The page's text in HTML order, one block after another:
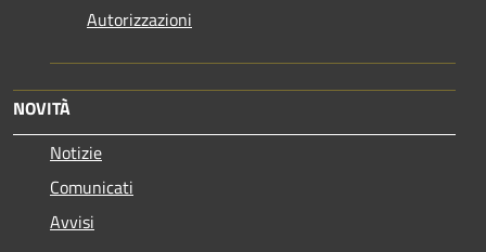
Autorizzazioni
NOVITÀ
Notizie
Comunicati
Avvisi